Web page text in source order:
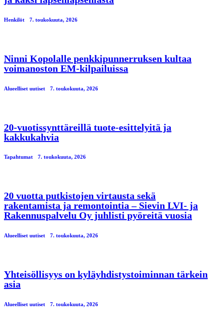
Henkilöt 7. toukokuuta, 2026
Ninni Kopolalle penkkipunnerruksen kultaa
voimanoston EM-kilpailuissa
Alueelliset uutiset 7. toukokuuta, 2026
20-vuotissynttäreillä tuote-esittelyitä ja
kakkukahvia
Tapahtumat 7. toukokuuta, 2026
20 vuotta putkistojen virtausta sekä
rakentamista ja remontointia – Sievin LVI- ja
Rakennuspalvelu Oy juhlisti pyöreitä vuosia
Alueelliset uutiset 7. toukokuuta, 2026
Yhteisöllisyys on kyläyhdistystoiminnan tärkein
asia
Alueelliset uutiset 7. toukokuuta, 2026